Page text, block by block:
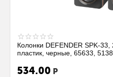
Колонки DEFENDER SPK-
пластик, черные, 65633,
534.00 Р